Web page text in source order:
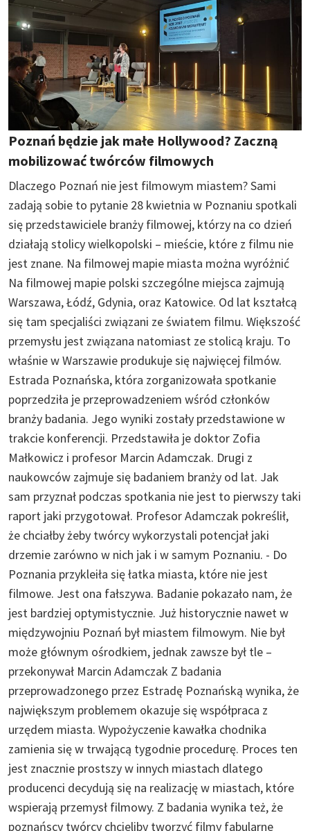
Poznań będzie jak małe Hollywood? Zaczną
mobilizować twórców filmowych
Dlaczego Poznań nie jest filmowym miastem? Sami
zadają sobie to pytanie 28 kwietnia w Poznaniu spotkali
się przedstawiciele branży filmowej, którzy na co dzień
działają stolicy wielkopolski – mieście, które z filmu nie
jest znane. Na filmowej mapie miasta można wyróżnić
Na filmowej mapie polski szczególne miejsca zajmują
Warszawa, Łódź, Gdynia, oraz Katowice. Od lat kształcą
się tam specjaliści związani ze światem filmu. Większość
przemysłu jest związana natomiast ze stolicą kraju. To
właśnie w Warszawie produkuje się najwięcej filmów.
Estrada Poznańska, która zorganizowała spotkanie
poprzedziła je przeprowadzeniem wśród członków
branży badania. Jego wyniki zostały przedstawione w
trakcie konferencji. Przedstawiła je doktor Zofia
Małkowicz i profesor Marcin Adamczak. Drugi z
naukowców zajmuje się badaniem branży od lat. Jak
sam przyznał podczas spotkania nie jest to pierwszy taki
raport jaki przygotował. Profesor Adamczak pokreślił,
że chciałby żeby twórcy wykorzystali potencjał jaki
drzemie zarówno w nich jak i w samym Poznaniu. - Do
Poznania przykleiła się łatka miasta, które nie jest
filmowe. Jest ona fałszywa. Badanie pokazało nam, że
jest bardziej optymistycznie. Już historycznie nawet w
międzywojniu Poznań był miastem filmowym. Nie był
może głównym ośrodkiem, jednak zawsze był tle –
przekonywał Marcin Adamczak Z badania
przeprowadzonego przez Estradę Poznańską wynika, że
największym problemem okazuje się współpraca z
urzędem miasta. Wypożyczenie kawałka chodnika
zamienia się w trwającą tygodnie procedurę. Proces ten
jest znacznie prostszy w innych miastach dlatego
producenci decydują się na realizację w miastach, które
wspierają przemysł filmowy. Z badania wynika też, że
poznańscy twórcy chcieliby tworzyć filmy fabularne